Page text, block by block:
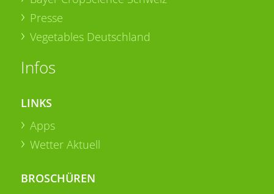
Presse
Vegetables Deutschland
Infos
LINKS
Apps
Wetter Aktuell
BROSCHÜREN